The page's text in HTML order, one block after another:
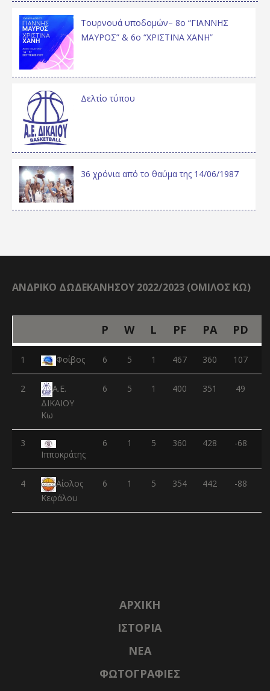
Τουρνουά υποδομών– 8ο “ΓΙΑΝΝΗΣ
ΜΑΥΡΟΣ” & 6ο “ΧΡΙΣΤΙΝΑ ΧΑΝΗ”
Δελτίο τύπου
36 χρόνια από το θαύμα της 14/06/1987
ΑΝΔΡΙΚΟ ΔΩΔΕΚΑΝΗΣΟΥ 2022/2023 (ΟΜΙΛΟΣ ΚΩ)
P W L PF PA PD
1 Φοίβος 6 5 1 467 360 107
2
Α.Ε.
ΔΙΚΑΙΟΥ
Κω
6 5 1 400 351 49
3
Ιπποκράτης
6 1 5 360 428 -68
4
Αίολος
Κεφάλου
6 1 5 354 442 -88
ΑΡΧΙΚΉ
ΙΣΤΟΡΊΑ
NΈΑ
ΦΩΤΟΓΡΑΦΊΕΣ